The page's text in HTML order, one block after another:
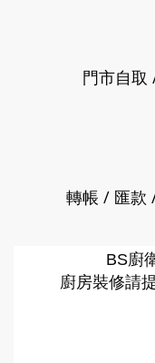
門市自取
轉帳 / 匯款
BS廚
廚房裝修請